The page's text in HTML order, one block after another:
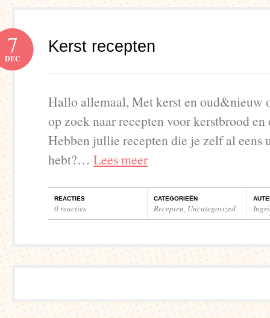
Kerst recepten
7
DEC
Hallo allemaal, Met kerst en oud&nieuw
op zoek naar recepten voor kerstbrood
Hebben jullie recepten die je zelf al eens
hebt?… Lees meer
REACTIES
0 reacties
CATEGORIEËN
Recepten, Uncategorized